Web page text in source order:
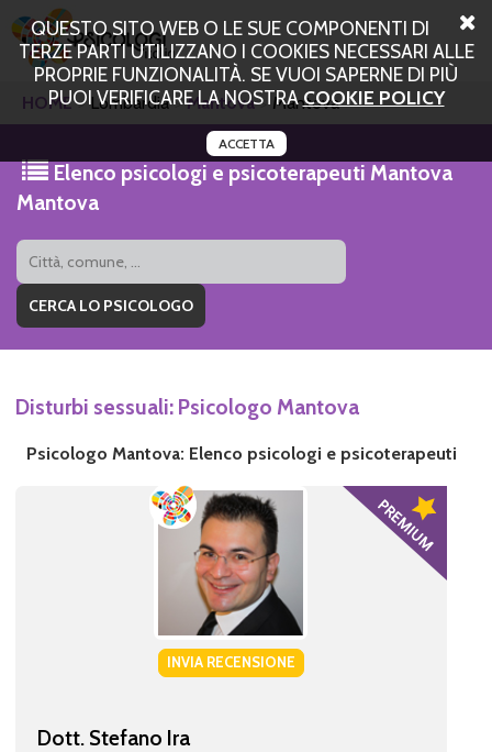
QUESTO SITO WEB O LE SUE COMPONENTI DI
TERZE PARTI UTILIZZANO I COOKIES NECESSARI ALLE
PROPRIE FUNZIONALITÀ. SE VUOI SAPERNE DI PIÙ
PUOI VERIFICARE LA NOSTRACOOKIE POLICY
ACCETTA
HOME Lombardia Mantova Mantova
Elenco psicologi e psicoterapeuti Mantova
Mantova
Disturbi sessuali: Psicologo Mantova
Psicologo Mantova: Elenco psicologi e psicoterapeuti
INVIA RECENSIONE
Dott. Stefano Ira